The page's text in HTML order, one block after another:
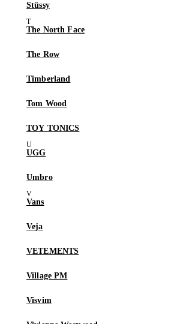
Stüssy
The North Face
The Row
Timberland
Tom Wood
TOY TONICS
UGG
Umbro
Vans
Veja
VETEMENTS
Village PM
Visvim